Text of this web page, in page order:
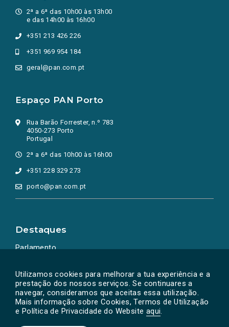
Utilizamos cookies para melhorar a tua experiência e a
prestação dos nossos serviços. Se continuares a
navegar, consideramos que aceitas essa utilização.
Mais informação sobre Cookies, Termos de Utilização
e Política de Privacidade do Website aqui.
2ª a 6ª das 10h00 às 13h00
e das 14h00 às 16h00
+351 213 426 226
+351 969 954 184
geral@pan.com.pt
Espaço PAN Porto
Rua Barão Forrester, n.º 783
4050-273 Porto
Portugal
2ª a 6ª das 10h00 às 16h00
+351 228 329 273
porto@pan.com.pt
Destaques
Parlamento